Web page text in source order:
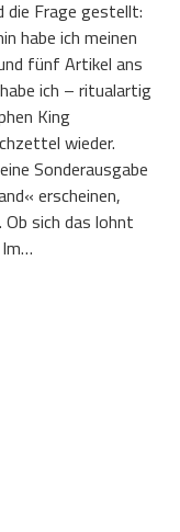
die Frage gestellt:
habe ich meinen
fünf Artikel ans
ich – ritualartig
King
wieder.
Sonderausgabe
erscheinen,
sich das lohnt
Im…